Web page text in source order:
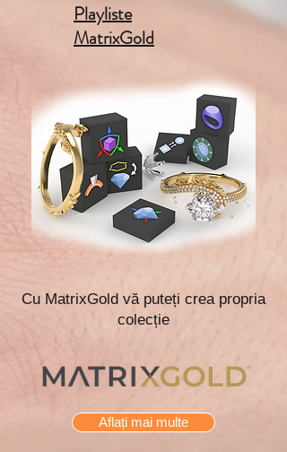
Playliste
MatrixGold
Cu MatrixGold vă puteți crea propria
colecție
Aflați mai multe